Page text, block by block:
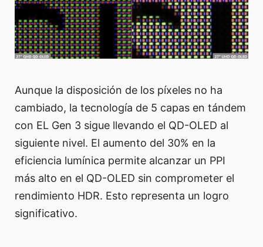
Aunque la disposición de los píxeles no ha
cambiado, la tecnología de 5 capas en tándem
con EL Gen 3 sigue llevando el QD-OLED al
siguiente nivel. El aumento del 30% en la
eficiencia lumínica permite alcanzar un PPI
más alto en el QD-OLED sin comprometer el
rendimiento HDR. Esto representa un logro
significativo.